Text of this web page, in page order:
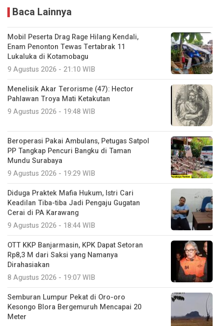
Baca Lainnya
Mobil Peserta Drag Rage Hilang Kendali,
Enam Penonton Tewas Tertabrak 11
Lukaluka di Kotamobagu
9 Agustus 2026 - 21:10 WIB
Menelisik Akar Terorisme (47): Hector
Pahlawan Troya Mati Ketakutan
9 Agustus 2026 - 19:48 WIB
Beroperasi Pakai Ambulans, Petugas Satpol
PP Tangkap Pencuri Bangku di Taman
Mundu Surabaya
9 Agustus 2026 - 19:29 WIB
Diduga Praktek Mafia Hukum, Istri Cari
Keadilan Tiba-tiba Jadi Pengaju Gugatan
Cerai di PA Karawang
9 Agustus 2026 - 18:44 WIB
OTT KKP Banjarmasin, KPK Dapat Setoran
Rp8,3 M dari Saksi yang Namanya
Dirahasiakan
8 Agustus 2026 - 19:07 WIB
Semburan Lumpur Pekat di Oro-oro
Kesongo Blora Bergemuruh Mencapai 20
Meter